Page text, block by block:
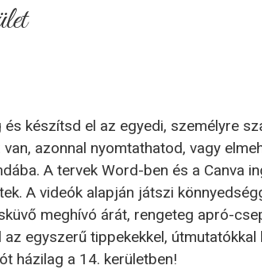
készítsd el az egyedi, személyre
azonnal nyomtathatod, vagy
A tervek Word-ben és a Canva
A videók alapján játszi
meghívó árát, rengeteg apró-
egyszerű tippekekkel, útmutatókkal
házilag a 14. kerületben!